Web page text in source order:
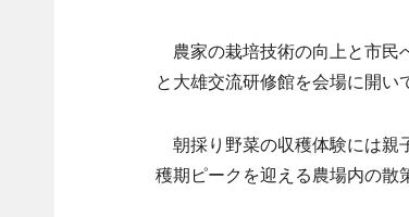
農家の栽培技術の向上と市民
と大雄交流研修館を会場に開い
朝採り野菜の収穫体験には親
穫期ピークを迎える農場内の散